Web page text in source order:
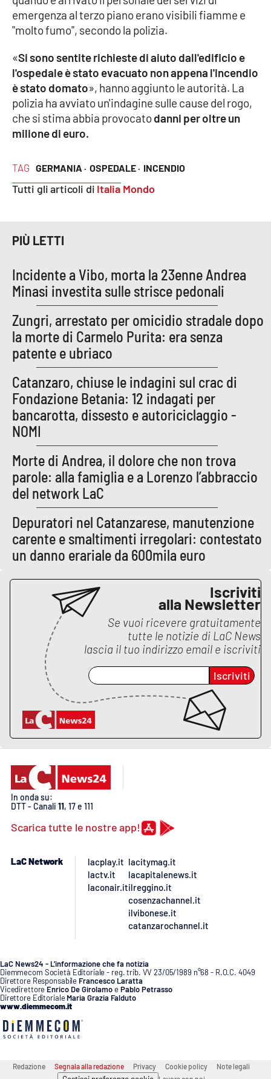
Cultura
Politica
Sanità
Società
Sport
Good Morning Vietnam
Parchi Marini Calabria
Leggendo Alvaro insieme
Imprese Di Calabria
Le perfidie di Antonella Grippo
Venti di comunicazione
STREAMING
LaC TV
LaC Network
LaC OnAir
EDIZIONI
LOCALI
Catanzaro
Crotone
Vibo Valentia
Reggio Calabria
Cosenza
Lamezia Terme
PROGETTI
SPECIALI
CALABRIAVISIONE
Food
Storie
TAG GERMANIA · OSPEDALE · INCENDIO
Tutti gli articoli di Italia Mondo
emergenza al terzo piano erano visibili fiamme e
"molto fumo", secondo la polizia.
«Si sono sentite richieste di aiuto dall'edificio e
l'ospedale è stato evacuato non appena l'incendio
è stato domato», hanno aggiunto le autorità. La
polizia ha avviato un'indagine sulle cause del rogo,
che si stima abbia provocatodanni per oltre un
milione di euro.
PIÙ LETTI
Incidente a Vibo, morta la 23enne Andrea
Minasi investita sulle strisce pedonali
Zungri, arrestato per omicidio stradale dopo
la morte di Carmelo Purita: era senza
patente e ubriaco
Catanzaro, chiuse le indagini sul crac di
Fondazione Betania: 12 indagati per
bancarotta, dissesto e autoriciclaggio -
NOMI
Morte di Andrea, il dolore che non trova
parole: alla famiglia e a Lorenzo l’abbraccio
del network LaC
Depuratori nel Catanzarese, manutenzione
carente e smaltimenti irregolari: contestato
un danno erariale da 600mila euro
Iscriviti
alla Newsletter
Se vuoi ricevere gratuitamente
tutte le notizie di LaC News
lascia il tuo indirizzo email e iscriviti
Iscriviti
In onda su:
DTT - Canali 11, 17 e 111
Scarica tutte le nostre app!
LaC Network
lacplay.it
lactv.it
laconair.it
lacitymag.it
lacapitalenews.it
ilreggino.it
cosenzachannel.it
ilvibonese.it
catanzarochannel.it
LaC News24 - L’informazione che fa notizia
Diemmecom Società Editoriale - reg. trib. VV 23/05/1989 n°68 - R.O.C. 4049
Direttore Responsabile Francesco Laratta
Vicedirettore Enrico De GirolamoePablo Petrasso
Direttore Editoriale Maria Grazia Falduto
www.diemmecom.it
Redazione Segnala alla redazione Privacy Cookie policy Note legali